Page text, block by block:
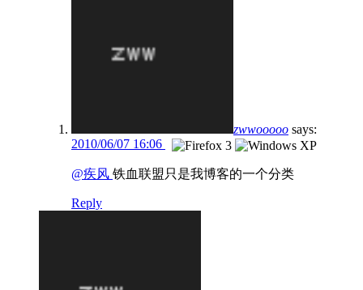
zwwooooo says:
2010/06/07 16:06
@疾风 铁血联盟只是我博客的一个分类
Reply